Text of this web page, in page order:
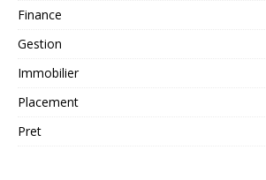
Finance
Gestion
Immobilier
Placement
Pret